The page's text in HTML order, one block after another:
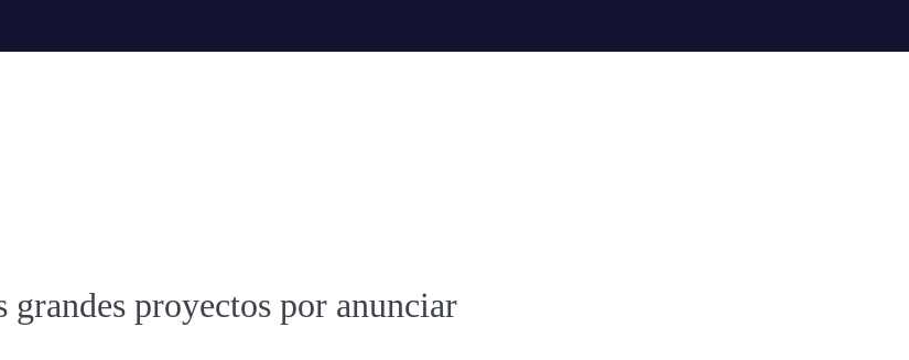
grandes proyectos por anunciar